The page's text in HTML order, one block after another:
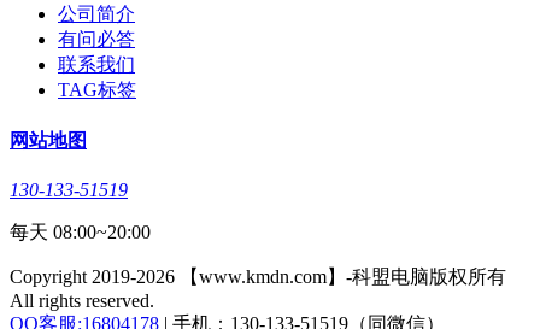
公司简介
有问必答
联系我们
TAG标签
网站地图
130-133-51519
每天 08:00~20:00
Copyright 2019-2026 【www.kmdn.com】-科盟电脑版权所有
All rights reserved.
QQ客服:16804178 | 手机：130-133-51519（同微信）